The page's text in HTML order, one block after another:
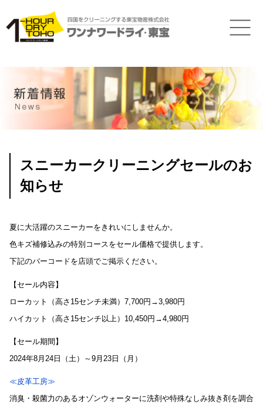
スニーカークリーニングセールのお
知らせ
夏に大活躍のスニーカーをきれいにしませんか。
色キズ補修込みの特別コースをセール価格で提供します。
下記のバーコードを店頭でご掲示ください。
【セール内容】
ローカット（高さ15センチ未満）7,700円→3,980円
ハイカット（高さ15センチ以上）10,450円→4,980円
【セール期間】
2024年8月24日（土）～9月23日（月）
≪皮革工房≫
消臭・殺菌力のあるオゾンウォーターに洗剤や特殊なしみ抜き剤を調合